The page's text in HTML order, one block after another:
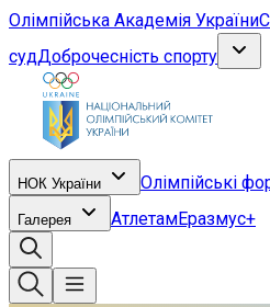
Олімпійська Академія України
судДоброчесність спорту
НОК України Олімпійські
Галерея АтлетамЕразмус+